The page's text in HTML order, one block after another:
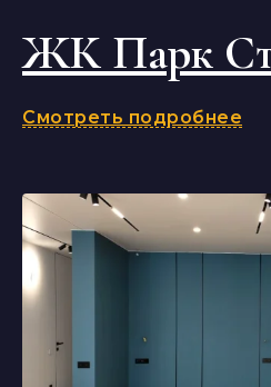
ЖК Парк
Смотреть подробнее